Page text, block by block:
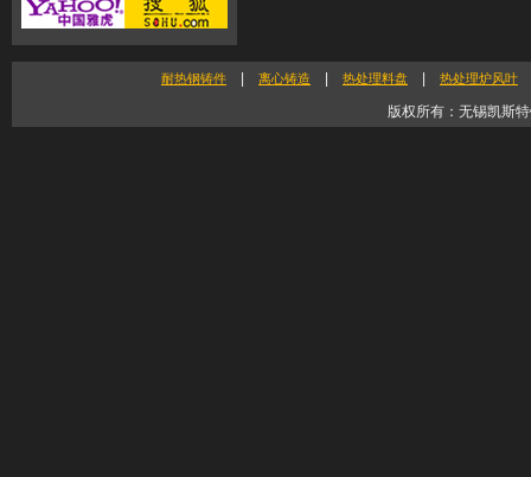
耐热钢铸件 离心铸造 热处理料盘 热处理炉风叶
版权所有：无锡凯斯